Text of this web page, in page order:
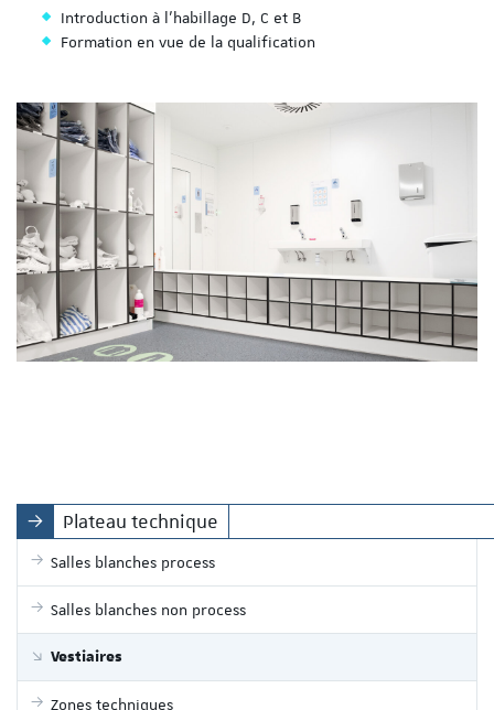
Introduction à l'habillage D, C et B
Formation en vue de la qualification
Plateau technique
Salles blanches process
Salles blanches non process
Vestiaires
Zones techniques